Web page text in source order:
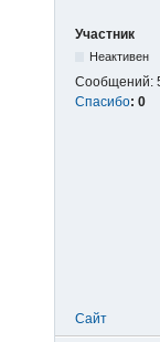
Участник
Неактивен
Сообщений:
Спасибо: 0
Сайт